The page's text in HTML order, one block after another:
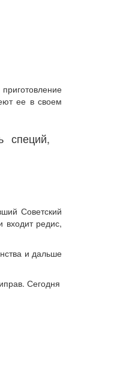
ее в своем
специй,
Советский
редис,
и дальше
Сегодня